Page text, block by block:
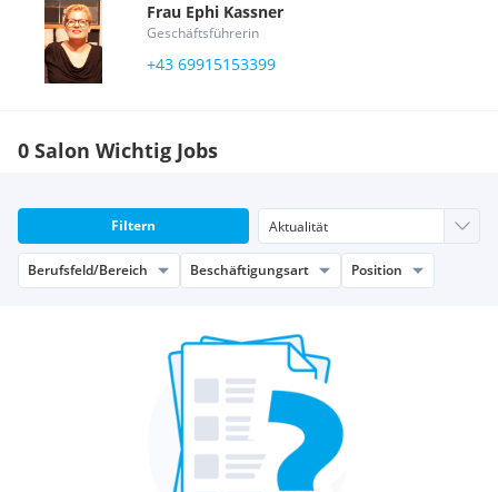
Frau Ephi Kassner
Geschäftsführerin
+43 69915153399
0 Salon Wichtig Jobs
Filtern
Berufsfeld/Bereich Beschäftigungsart Position